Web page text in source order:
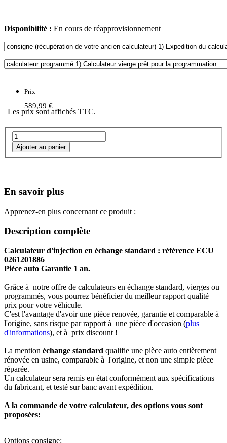
Disponibilité : En cours de réapprovisionnement
Prix
589,99 €
Les prix sont affichés TTC.
En savoir plus
Apprenez-en plus concernant ce produit :
Description complète
Calculateur d'injection en échange standard : référence ECU
0261201886
Pièce auto Garantie 1 an.
Grâce à notre offre de calculateurs en échange standard, vierges ou
programmés, vous pourrez bénéficier du meilleur rapport qualité
prix pour votre véhicule.
C'est l'avantage d'avoir une pièce renovée, garantie et comparable à
l'origine, sans risque par rapport à une pièce d'occasion (plus
d'informations), et à prix discount !
La mention échange standard qualifie une pièce auto entièrement
rénovée en usine, comparable à l'origine, et non une simple pièce
réparée.
Un calculateur sera remis en état conformément aux spécifications
du fabricant, et testé sur banc avant expédition.
A la commande de votre calculateur, des options vous sont
proposées:
Options consigne: